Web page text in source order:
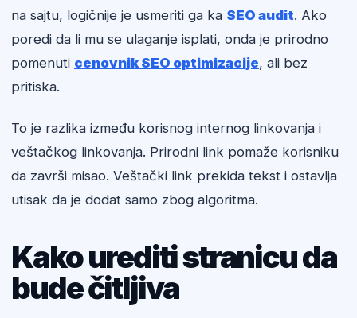
na sajtu, logičnije je usmeriti ga ka SEO audit. Ako
poredi da li mu se ulaganje isplati, onda je prirodno
pomenuti cenovnik SEO optimizacije, ali bez
pritiska.
To je razlika između korisnog internog linkovanja i
veštačkog linkovanja. Prirodni link pomaže korisniku
da završi misao. Veštački link prekida tekst i ostavlja
utisak da je dodat samo zbog algoritma.
Kako urediti stranicu da
bude čitljiva